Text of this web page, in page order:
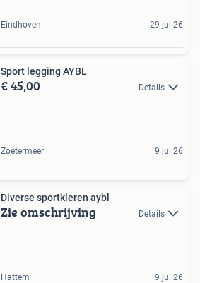
Eindhoven 29 jul 26
Sport legging AYBL
€ 45,00 Details
Zoetermeer 9 jul 26
Diverse sportkleren aybl
Zie omschrijving Details
Hattem 9 jul 26